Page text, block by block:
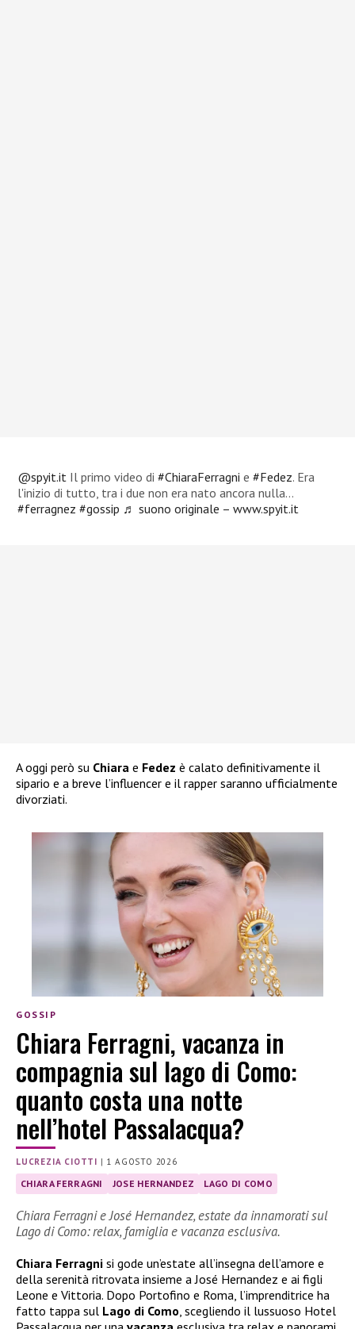
@spyit.it Il primo video di#ChiaraFerragni e#Fedez. Era
l'inizio di tutto, tra i due non era nato ancora nulla…
#ferragnez #gossip ♬ suono originale – www.spyit.it
A oggi però su Chiara e Fedez è calato definitivamente il
sipario e a breve l’influencer e il rapper saranno ufficialmente
divorziati.
GOSSIP
Chiara Ferragni, vacanza in
compagnia sul lago di Como:
quanto costa una notte
nell’hotel Passalacqua?
LUCREZIA CIOTTI | 1 AGOSTO 2026
CHIARA FERRAGNI JOSE HERNANDEZ LAGO DI COMO
Chiara Ferragni e José Hernandez, estate da innamorati sul
Lago di Como: relax, famiglia e vacanza esclusiva.
Chiara Ferragni si gode un’estate all’insegna dell’amore e
della serenità ritrovata insieme a José Hernandez e ai figli
Leone e Vittoria. Dopo Portofino e Roma, l’imprenditrice ha
fatto tappa sul Lago di Como , scegliendo il lussuoso Hotel